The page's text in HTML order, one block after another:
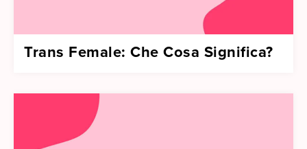
Trans Female: Che Cosa Significa?